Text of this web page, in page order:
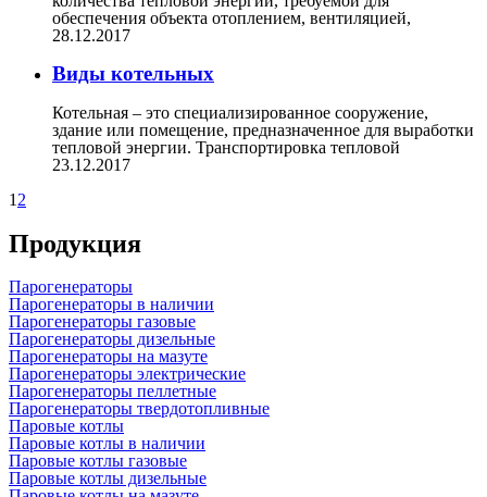
обеспечения объекта отоплением, вентиляцией,
28.12.2017
Виды котельных
Котельная – это специализированное сооружение,
здание или помещение, предназначенное для выработки
тепловой энергии. Транспортировка тепловой
23.12.2017
1 2
Продукция
Парогенераторы
Парогенераторы в наличии
Парогенераторы газовые
Парогенераторы дизельные
Парогенераторы на мазуте
Парогенераторы электрические
Парогенераторы пеллетные
Парогенераторы твердотопливные
Паровые котлы
Паровые котлы в наличии
Паровые котлы газовые
Паровые котлы дизельные